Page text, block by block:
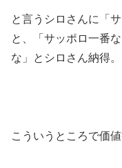
と言うシロさんに「
と、「サッポロ一番
な」とシロさん納得。
こういうところで価